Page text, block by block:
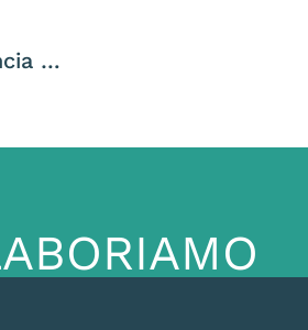
Salute pubblica – Zanoni (PD) e Guarda (AMP): “La denuncia di manomissione delle analisi di acque potabili è gravissima, serve chiarezza da parte di tutte le autorità”